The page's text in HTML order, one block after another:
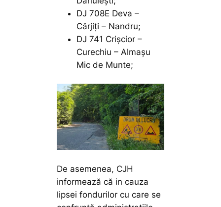
DJ 708E Deva –
Cârjiți – Nandru;
DJ 741 Crișcior –
Curechiu – Almașu
Mic de Munte;
De asemenea, CJH
informează că in cauza
lipsei fondurilor cu care se